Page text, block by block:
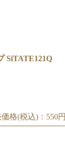
SiTATE121Q
ューブタイプ
格(税込)： 550円